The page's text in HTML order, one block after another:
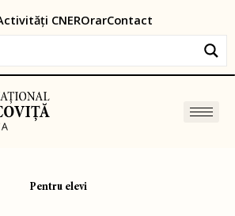
CNEROrarContact
Pentru elevi